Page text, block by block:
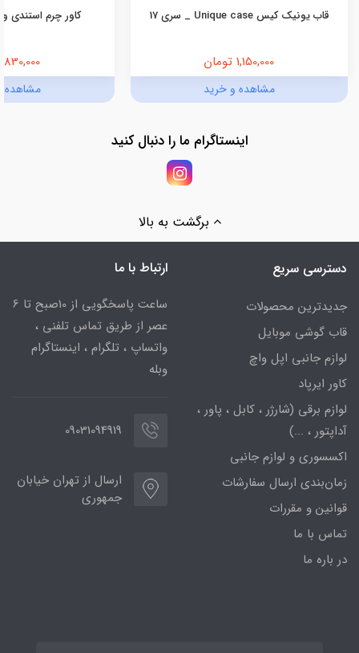
قاب یونیک کیس Unique case _ سری 17
1,150,000 تومان
مشاهده و خرید
کاور چرم استندی
830,000 تومان
مشاهده
اینستاگرام ما را دنبال کنید
برگشت به بالا
دسترسی سریع
جدیدترین محصولات
قاب گوشی موبایل
لوازم جانبی اپل واچ
کاور ایرپاد
لوازم برقی (شارژر ، کابل ، پاور ،
آداپتور ، ...)
اکسسوری و لوازم جانبی
زمان‌بندی ارسال سفارشات
قوانین و مقررات
تماس با ما
در باره ما
ارتباط با ما
ساعت پاسخگویی از 10صبح تا 6
عصر از طریق تماس تلفنی ،
واتساپ ، تلگرام ، اینستاگرام
وبله
09031094919
ارسال از تهران خیابان
جمهوری